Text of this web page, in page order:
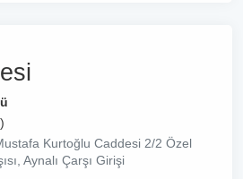
Kurtoğlu Caddesi 2/2 Özel
Aynalı Çarşı Girişi